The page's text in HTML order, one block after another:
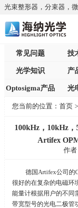
光束整形器，分束器，
太阳能模拟器，显微镜
晶体
常见问题 技
光学知识 产
Optosigma产品 光
您当前的位置： 首页 >
100kHz，10kHz
Artifex
作者
德国Artifex公司的
很好的在复杂的电磁环
能量计根据用户的不同
带宽型号的光电二极管